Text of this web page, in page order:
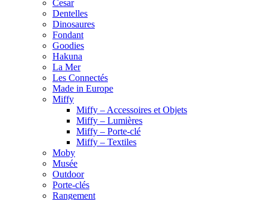
Cesar
Dentelles
Dinosaures
Fondant
Goodies
Hakuna
La Mer
Les Connectés
Made in Europe
Miffy
Miffy – Accessoires et Objets
Miffy – Lumières
Miffy – Porte-clé
Miffy – Textiles
Moby
Musée
Outdoor
Porte-clés
Rangement